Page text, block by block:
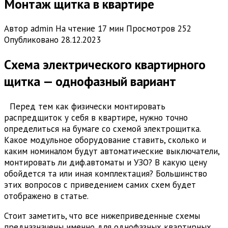
Монтаж щитка в квартире
Автор admin На чтение 17 мин Просмотров 252
Опубликовано 28.12.2023
Схема электрического квартирного
щитка — однофазный вариант
Перед тем как физически монтировать
распредщиток у себя в квартире, нужно точно
определиться на бумаге со схемой электрощитка.
Какое модульное оборудование ставить, сколько и
каким номиналом будут автоматические выключатели,
монтировать ли диф.автоматы и УЗО? В какую цену
обойдется та или иная комплектация? Большинство
этих вопросов с приведением самих схем будет
отображено в статье.
Стоит заметить, что все нижеприведенные схемы